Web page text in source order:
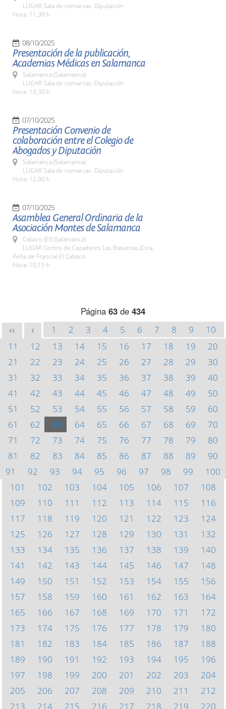
LUGAR Sala de comarcas. Diputación
Hora: 11,30 h
08/10/2025
Presentación de la publicación,
Academias Médicas en Salamanca
Salamanca (Salamanca)
LUGAR Sala de comarcas. Diputación
Hora: 10,30 h
07/10/2025
Presentación Convenio de
colaboración entre el Colegio de
Abogados y Diputación
Salamanca (Salamanca)
LUGAR Sala de comarcas. Diputación
Hora: 12,00 h
07/10/2025
Asamblea General Ordinaria de la
Asociación Montes de Salamanca
Cabaco (El) (Salamanca)
LUGAR Centro de Cazadores Las Batuecas (Ctra.
Peña de Francia) El Cabaco
Hora: 10,15 h
Página 63 de 434
<< < 1 2 3 4 5 6 7 8 9
10
11
12 13 14 15 16 17 18 19
20
21
22 23 24 25 26 27 28 29
30
31
32 33 34 35 36 37 38 39
40
41
42 43 44 45 46 47 48 49
50
51
52 53 54 55 56 57 58 59
60
61
62 63 64 65 66 67 68 69
70
71
72 73 74 75 76 77 78 79
80
81
82 83 84 85 86 87 88 89
90
91
92 93 94 95 96 97 98 99
100
101
102 103 104 105 106 107
108
109
110 111 112 113 114 115
116
117
118 119 120 121 122 123
124
125
126 127 128 129 130 131
132
133
134 135 136 137 138 139
140
141
142 143 144 145 146 147
148
149
150 151 152 153 154 155
156
157
158 159 160 161 162 163
164
165
166 167 168 169 170 171
172
173
174 175 176 177 178 179
180
181
182 183 184 185 186 187
188
189
190 191 192 193 194 195
196
197
198 199 200 201 202 203
204
205
206 207 208 209 210 211
212
213
214 215 216 217 218 219 220